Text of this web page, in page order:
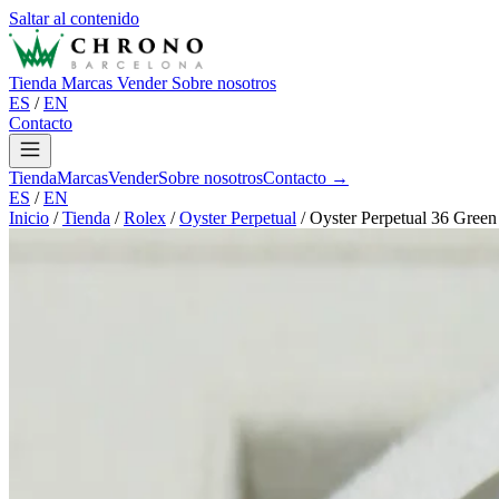
Saltar al contenido
Tienda Marcas Vender Sobre nosotros
ES / EN
Contacto
TiendaMarcasVenderSobre nosotrosContacto →
ES / EN
Inicio / Tienda / Rolex / Oyster Perpetual / Oyster Perpetual 36